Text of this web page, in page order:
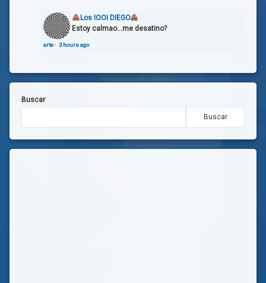
Los IOOI DIEGO
Estoy calmao...me desatino?
arte· 3 hours ago
Buscar
Buscar